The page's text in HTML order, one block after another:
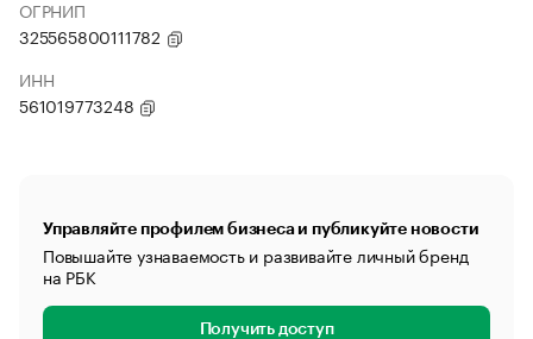
ОГРНИП
325565800111782
ИНН
561019773248
Управляйте профилем бизнеса и публикуйте новости
Повышайте узнаваемость и развивайте личный бренд
на РБК
Получить доступ